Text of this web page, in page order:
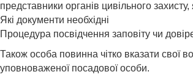
представники органів цивільного
Які документи необхідні
Процедура посвідчення заповіту чи
Також особа повинна чітко вказати свої
уповноваженої посадової особи.